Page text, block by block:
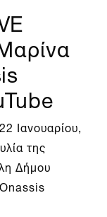
Ιανουαρίου,
της
Δήμου